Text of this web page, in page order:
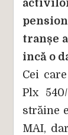
tranșe
incă o
Cei
Plx
străine
MAI,